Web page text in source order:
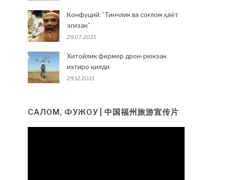
Конфуций: ”Тинчлик ва соғлом ҳаёт
эгизак”
29.07.2021
Хитойлик фермер дрон-рюкзак
ихтиро қилди
29.12.2021
САЛОМ, ФУЖОУ | 中国福州旅游宣传片